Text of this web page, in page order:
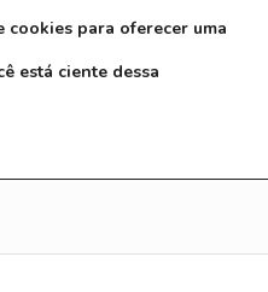
para oferecer uma
está ciente dessa